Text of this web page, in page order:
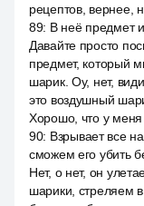
рецептов, вернее,
89: В неё предмет
Давайте просто
предмет, который
шарик. Оу, нет,
это воздушный
Хорошо, что у меня
90: Взрывает все
сможем его убить
Нет, о нет, он
шарики, стреляем